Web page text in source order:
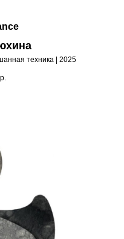
техника | 2025
р.